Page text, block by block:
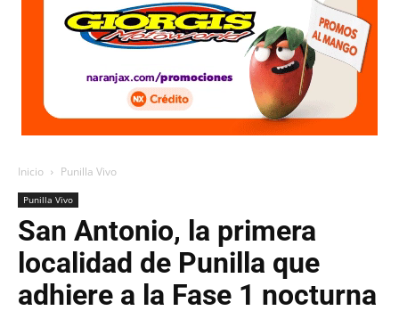
Inicio Punilla Vivo
Punilla Vivo
San Antonio, la primera
localidad de Punilla que
adhiere a la Fase 1 nocturna